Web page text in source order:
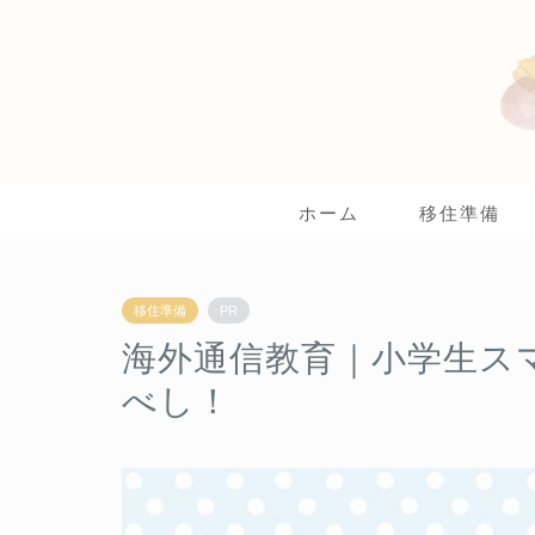
ホーム 移住準備
移住準備 PR
海外通信教育｜小学生
べし！